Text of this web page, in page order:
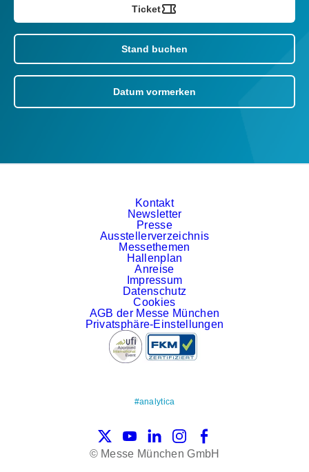
Ticket
Stand buchen
Datum vormerken
Kontakt
Newsletter
Presse
Ausstellerverzeichnis
Messethemen
Hallenplan
Anreise
Impressum
Datenschutz
Cookies
AGB der Messe München
Privatsphäre-Einstellungen
#analytica
X YouTubeLinkedInInstagramFacebook
© Messe München GmbH